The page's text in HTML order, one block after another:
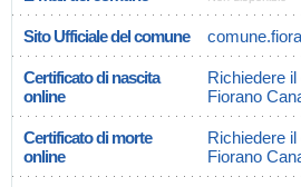
Sito Ufficiale del comune
Certificato di nascita
online
Richiedere
Fiorano
Certificato di morte
online
Richiedere
Fiorano